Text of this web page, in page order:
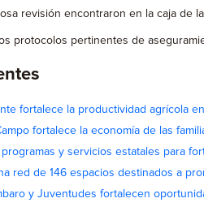
revisión encontraron en la caja de
protocolos pertinentes de
fortalece la productividad agrícola
fortalece la economía de las
y servicios estatales para
red de 146 espacios destinados a
y Juventudes fortalecen